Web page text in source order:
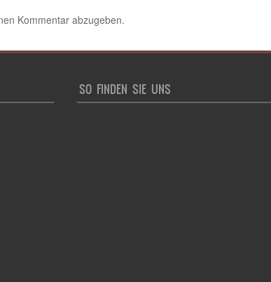
Kommentar abzugeben.
SO FINDEN SIE UNS